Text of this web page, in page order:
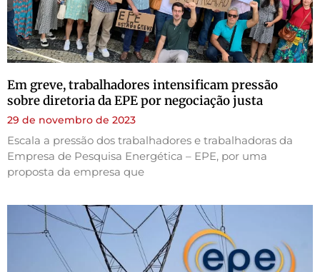
Em greve, trabalhadores intensificam pressão
sobre diretoria da EPE por negociação justa
29 de novembro de 2023
Escala a pressão dos trabalhadores e trabalhadoras da
Empresa de Pesquisa Energética – EPE, por uma
proposta da empresa que